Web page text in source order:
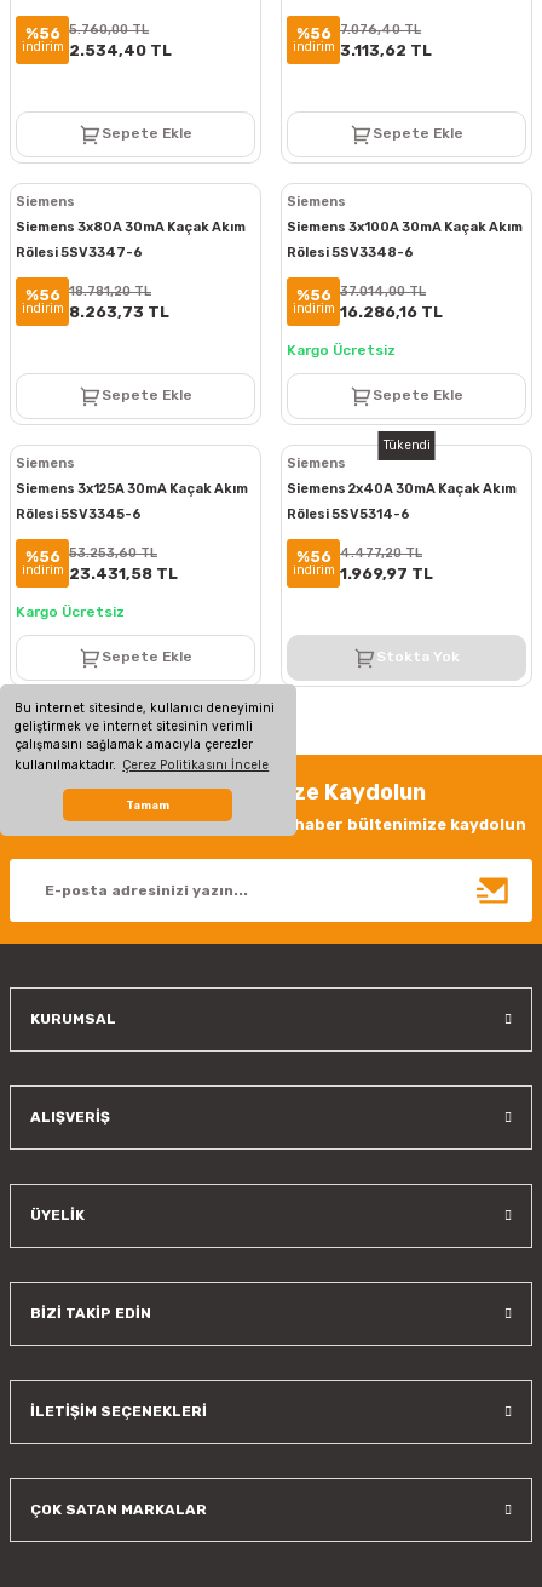
Bu internet sitesinde, kullanıcı deneyimini
geliştirmek ve internet sitesinin verimli
çalışmasını sağlamak amacıyla çerezler
kullanılmaktadır. Çerez Politikasını İncele
Tamam
%56
indirim
5.760,00 TL
2.534,40 TL
Sepete Ekle
%56
indirim
7.076,40 TL
3.113,62 TL
Sepete Ekle
Siemens
Siemens 3x80A 30mA Kaçak Akım
Rölesi 5SV3347-6
%56
indirim
18.781,20 TL
8.263,73 TL
Sepete Ekle
Siemens
Siemens 3x100A 30mA Kaçak Akım
Rölesi 5SV3348-6
%56
indirim
37.014,00 TL
16.286,16 TL
Kargo Ücretsiz
Sepete Ekle
Siemens
Siemens 3x125A 30mA Kaçak Akım
Rölesi 5SV3345-6
%56
indirim
53.253,60 TL
23.431,58 TL
Kargo Ücretsiz
Sepete Ekle
Tükendi
Siemens
Siemens 2x40A 30mA Kaçak Akım
Rölesi 5SV5314-6
%56
indirim
4.477,20 TL
1.969,97 TL
Stokta Yok
Haber Bültenimize Kaydolun
Yeniliklerden haberdar olmak için haber bültenimize kaydolun
KURUMSAL
ALIŞVERİŞ
ÜYELİK
BİZİ TAKİP EDİN
İLETİŞİM SEÇENEKLERİ
ÇOK SATAN MARKALAR